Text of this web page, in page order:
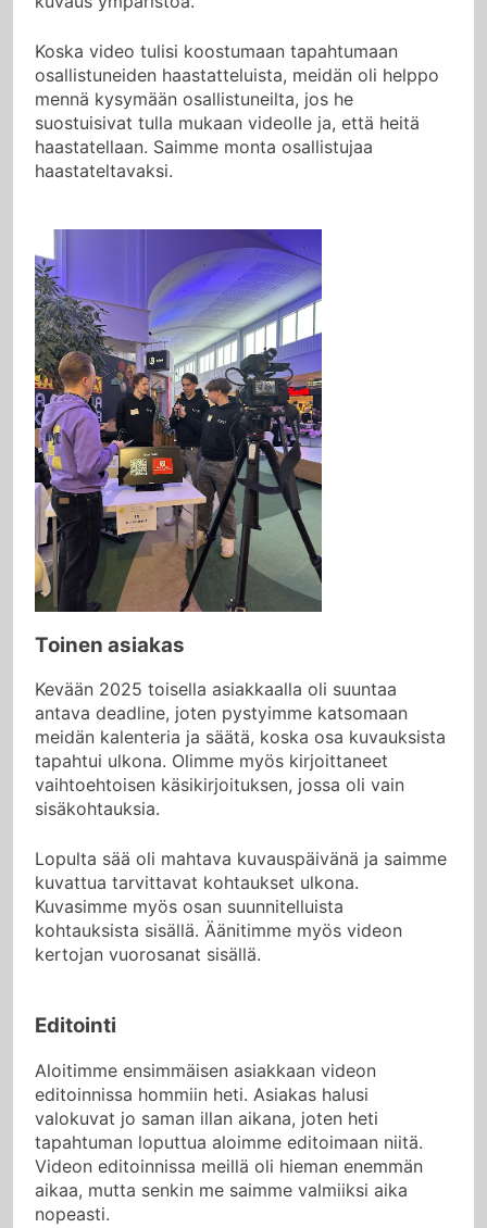
Koska video tulisi koostumaan tapahtumaan
osallistuneiden haastatteluista, meidän oli helppo
mennä kysymään osallistuneilta, jos he
suostuisivat tulla mukaan videolle ja, että heitä
haastatellaan. Saimme monta osallistujaa
haastateltavaksi.
Toinen asiakas
Kevään 2025 toisella asiakkaalla oli suuntaa
antava deadline, joten pystyimme katsomaan
meidän kalenteria ja säätä, koska osa kuvauksista
tapahtui ulkona. Olimme myös kirjoittaneet
vaihtoehtoisen käsikirjoituksen, jossa oli vain
sisäkohtauksia.
Lopulta sää oli mahtava kuvauspäivänä ja saimme
kuvattua tarvittavat kohtaukset ulkona.
Kuvasimme myös osan suunnitelluista
kohtauksista sisällä. Äänitimme myös videon
kertojan vuorosanat sisällä.
Editointi
Aloitimme ensimmäisen asiakkaan videon
editoinnissa hommiin heti. Asiakas halusi
valokuvat jo saman illan aikana, joten heti
tapahtuman loputtua aloimme editoimaan niitä.
Videon editoinnissa meillä oli hieman enemmän
aikaa, mutta senkin me saimme valmiiksi aika
nopeasti.